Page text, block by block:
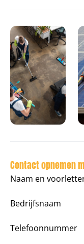
Contact opnemen
Naam en
Bedrijfsnaam
Telefoonnummer